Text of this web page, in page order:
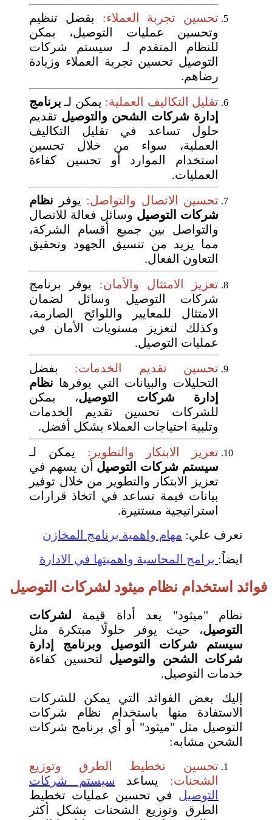
تحسين تجربة العملاء: بفضل تنظيم
وتحسين عمليات التوصيل، يمكن
للنظام المتقدم لـ سيستم شركات
التوصيل تحسين تجربة العملاء وزيادة
رضاهم.
تقليل التكاليف العملية: يمكن لـ برنامج
إدارة شركات الشحن والتوصيل تقديم
حلول تساعد في تقليل التكاليف
العملية، سواء من خلال تحسين
استخدام الموارد أو تحسين كفاءة
العمليات.
تحسين الاتصال والتواصل: يوفر نظام
شركات التوصيل وسائل فعالة للاتصال
والتواصل بين جميع أقسام الشركة،
مما يزيد من تنسيق الجهود وتحقيق
التعاون الفعال.
تعزيز الامتثال والأمان: يوفر برنامج
شركات التوصيل وسائل لضمان
الامتثال للمعايير واللوائح الصارمة،
وكذلك لتعزيز مستويات الأمان في
عمليات التوصيل.
تحسين تقديم الخدمات: بفضل
التحليلات والبيانات التي يوفرها نظام
إدارة شركات التوصيل، يمكن
للشركات تحسين تقديم الخدمات
وتلبية احتياجات العملاء بشكل أفضل.
تعزيز الابتكار والتطوير: يمكن لـ
سيستم شركات التوصيل أن يسهم في
تعزيز الابتكار والتطوير من خلال توفير
بيانات قيمة تساعد في اتخاذ قرارات
استراتيجية مستنيرة.
تعرف علي: مهام واهمية برنامج المخازن
ايضاً: برامج المحاسبة واهميتها في الادارة
فوائد استخدام نظام ميثود لشركات التوصيل
نظام "ميثود" يعد أداة قيمة لشركات
التوصيل، حيث يوفر حلولًا مبتكرة مثل
سيستم شركات التوصيل وبرنامج إدارة
شركات الشحن والتوصيل لتحسين كفاءة
خدمات التوصيل.
إليك بعض الفوائد التي يمكن للشركات
الاستفادة منها باستخدام نظام شركات
التوصيل مثل "ميثود" أو أي برنامج شركات
الشحن مشابه:
تحسين تخطيط الطرق وتوزيع
الشحنات:
يساعد سيستم شركات
التوصيل في تحسين عمليات تخطيط
الطرق وتوزيع الشحنات بشكل أكثر